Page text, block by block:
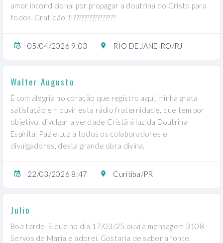
amor incondicional por propagar a doutrina do Cristo para
todos. Gratidão!!!????????????????
05/04/2026 9:03 RIO DE JANEIRO/RJ
Walter Augusto
É com alegria no coração que registro aqui, minha grata
satisfação em ouvir esta rádio fraternidade, que tem por
objetivo, divulgar a verdade Cristã á luz da Doutrina
Espírita. Paz e Luz a todos os colaboradores e
divulgadores, desta grande obra divina.
22/03/2026 8:47 Curitiba/PR
Julio
Boa tarde. E que no dia 17/03/25 ouvi a mensagem 3108 -
Servos de Maria e adorei. Gostaria de saber a fonte.